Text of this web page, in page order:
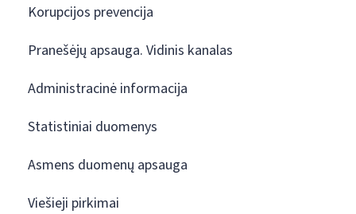
Korupcijos prevencija
Pranešėjų apsauga. Vidinis kanalas
Administracinė informacija
Statistiniai duomenys
Asmens duomenų apsauga
Viešieji pirkimai